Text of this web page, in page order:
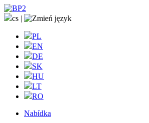
cs |
PL
EN
DE
SK
HU
LT
RO
Nabídka